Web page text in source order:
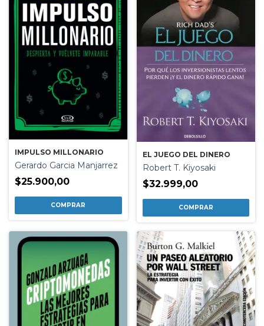
IMPULSO MILLONARIO
Gerardo Garcia Manjarrez
$25.900,00
EL JUEGO DEL DINERO
Robert T. Kiyosaki
$32.999,00